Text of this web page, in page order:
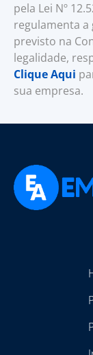
pela Lei Nº
regulamenta a
previsto na
legalidade,
Clique Aqui
sua empresa.